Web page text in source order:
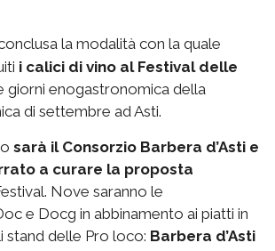
la modalità con la quale
i calici di vino al Festival delle
giorni enogastronomica della
di settembre ad Asti.
sarà il Consorzio Barbera d’Asti e
a curare la proposta
Nove saranno le
e Docg in abbinamento ai piatti in
stand delle Pro loco: Barbera d’Asti